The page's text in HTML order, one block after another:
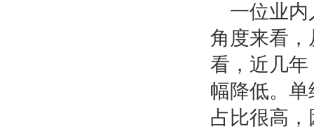
一位业
角度来看
看，近几
幅降低。
占比很高